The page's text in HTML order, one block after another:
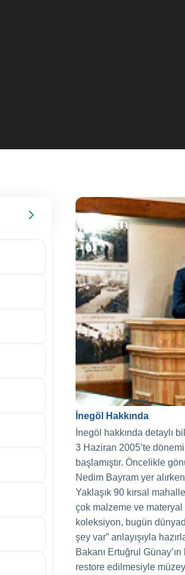
İnegöl Hakkında
İnegöl hakkında detaylı
3 Haziran 2005’te
başlamıştır. Öncelikle
Nedim Bayram yer
Yaklaşık 90 kırsal
çok malzeme ve materyal
koleksiyon, bugün
şey var” anlayışıyla
Bakanı Ertuğrul
restore edilmesiyle